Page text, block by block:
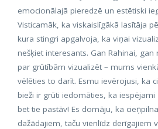
emocionālajā pieredzē un estētiski
Visticamāk, ka viskaislīgākā lasītāja
kura stingri apgalvoja, ka viņai
nešķiet interesants. Gan Rahinai,
par grūtībām vizualizēt – mums
vēlēties to darīt. Esmu ievērojusi, ka
bieži ir grūti iedomāties, ka iespējami
bet tie pastāv! Es domāju, ka
dažādajiem, taču vienlīdz derīgajiem